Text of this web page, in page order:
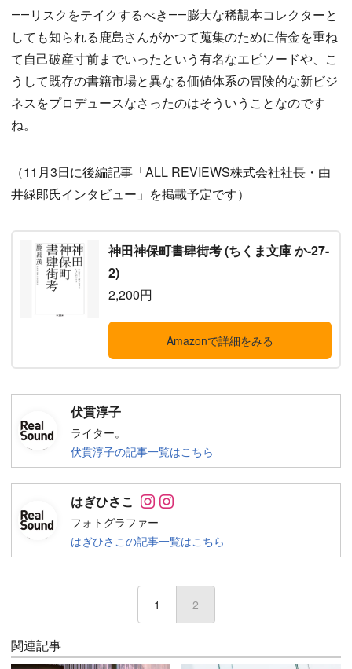
――リスクをテイクするべき――膨大な稀覯本コレクターと
しても知られる鹿島さんがかつて蒐集のために借金を重ね
て自己破産寸前までいったという有名なエピソードや、こ
うして既存の書籍市場と異なる価値体系の冒険的な新ビジ
ネスをプロデュースなさったのはそういうことなのです
ね。
（11月3日に後編記事「ALL REVIEWS株式会社社長・由
井緑郎氏インタビュー」を掲載予定です）
神田神保町書肆街考 (ちくま文庫 か-27-
2)
2,200円
Amazonで詳細をみる
伏貫淳子
ライター。
伏貫淳子の記事一覧はこちら
はぎひさこ Follow on SNS
フォトグラファー
はぎひさこの記事一覧はこちら
1 2
関連記事